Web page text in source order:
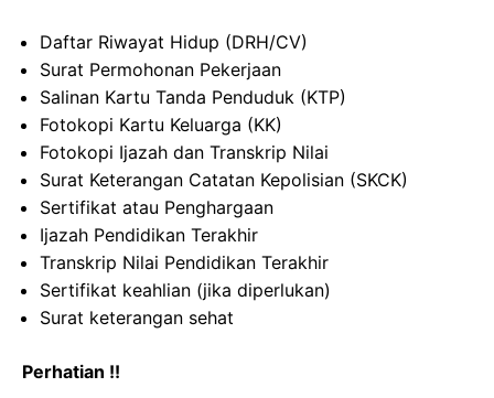
Daftar Riwayat Hidup (DRH/CV)
Surat Permohonan Pekerjaan
Salinan Kartu Tanda Penduduk (KTP)
Fotokopi Kartu Keluarga (KK)
Fotokopi Ijazah dan Transkrip Nilai
Surat Keterangan Catatan Kepolisian (SKCK)
Sertifikat atau Penghargaan
Ijazah Pendidikan Terakhir
Transkrip Nilai Pendidikan Terakhir
Sertifikat keahlian (jika diperlukan)
Surat keterangan sehat
Perhatian !!